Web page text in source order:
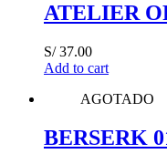
ATELIER
S/37.00
Add to cart
AGOTADO
BERSERK